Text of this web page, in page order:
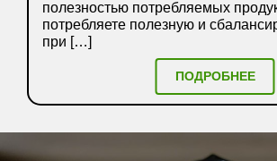
полезностью потребляемых
потребляете полезную и
при […]
ПОДРОБНЕЕ